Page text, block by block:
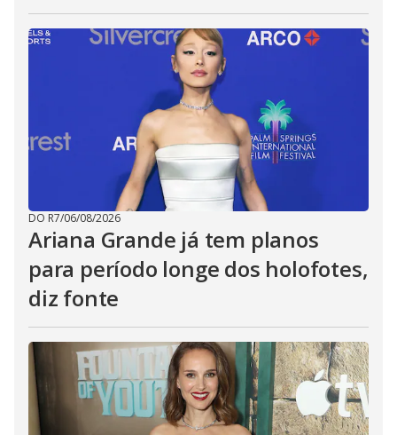
DO R7/06/08/2026
Ariana Grande já tem planos
para período longe dos holofotes,
diz fonte